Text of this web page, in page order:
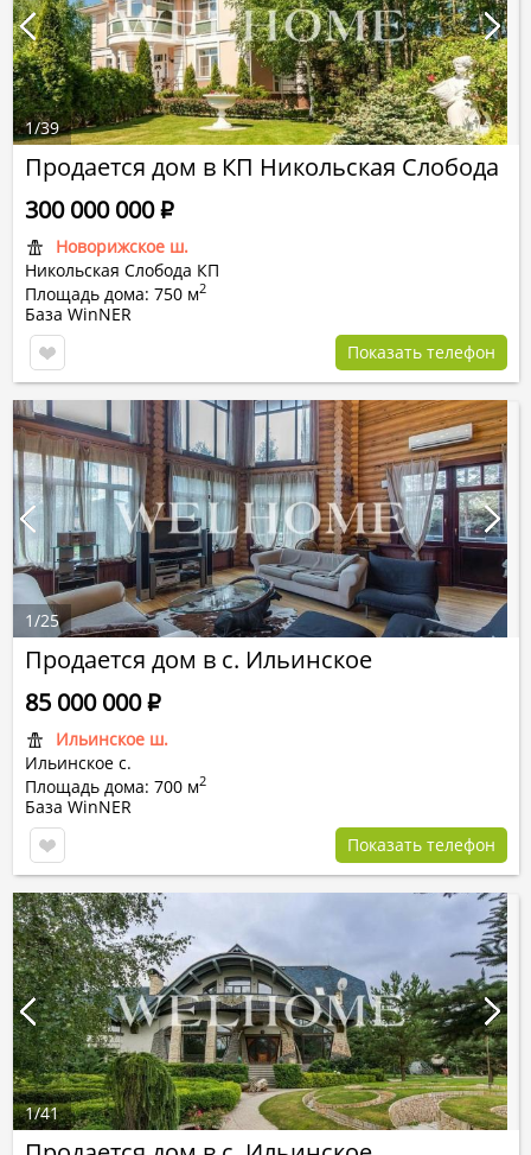
Продается дом в КП Никольская Слобода
Новорижское ш.
Никольская Слобода КП
Площадь дома: 750 м2
300 000 000Р
База WinNER
Показать телефон
1/39
Продается дом в с. Ильинское
Ильинское ш.
Ильинское с.
Площадь дома: 700 м2
85 000 000Р
База WinNER
Показать телефон
1/25
1/41